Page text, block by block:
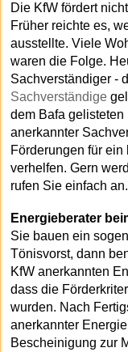
Die KfW fördert
Früher reichte es,
ausstellte. Viele
waren die Folge.
Sachverständiger -
Sachverständige
dem Bafa gelisteten
anerkannter
Förderungen für
verhelfen. Gern
rufen Sie einfach an.
Energieberater
Sie bauen ein
Tönisvorst, dann
KfW anerkannten
dass die
wurden. Nach
anerkannter
Bescheinigung zur